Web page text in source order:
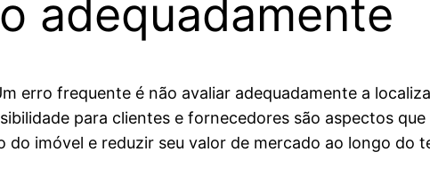
adequadamente
erro frequente é não avaliar adequadamente a
para clientes e fornecedores são aspectos que
imóvel e reduzir seu valor de mercado ao longo do